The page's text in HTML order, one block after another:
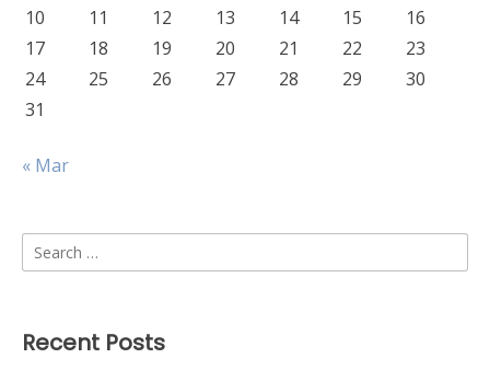
10
11 12 13 14 15
16
17
18 19 20 21 22
23
24
25 26 27 28 29
30
31
« Mar
Search
for:
Recent Posts